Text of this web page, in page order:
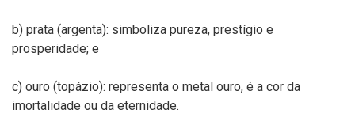
b) prata (argenta): simboliza pureza, prestígio e
prosperidade; e
c) ouro (topázio): representa o metal ouro, é a cor da
imortalidade ou da eternidade.